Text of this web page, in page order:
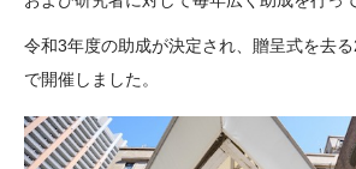
役員・評議員 公開情
年報一覧
大学院生奨学金
国際学
ム
科学教育振興助成・
次世代理系人材育成プ
アクセス よくあ
サイトマップ 中谷財
日本語 English マ
令和3年度の助成が決定され、贈呈式を去
で開催しました。